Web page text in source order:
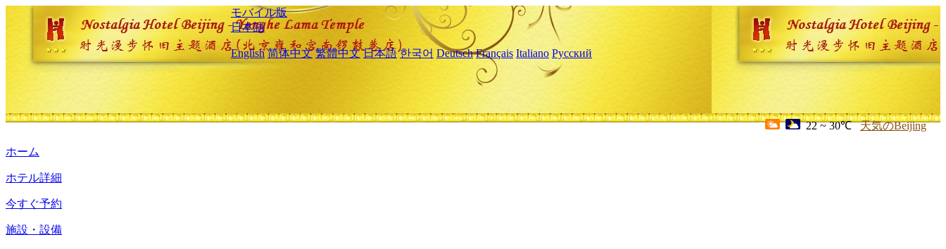
モバイル版
日本語
English 简体中文 繁體中文 日本語 한국어 Deutsch Français Italiano Русский
22 ~ 30℃ 天気のBeijing
ホーム
ホテル詳細
今すぐ予約
施設・設備